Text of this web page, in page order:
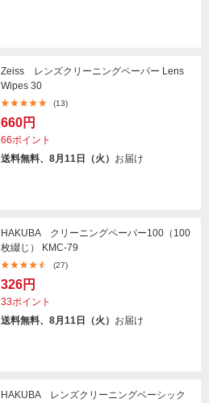
Zeiss レンズクリーニングペーパー Lens
Wipes 30
(13)
660円
66ポイント
送料無料、8月11日（火） お届け
HAKUBA クリーニングペーパー100（100
枚綴じ） KMC-79
(27)
326円
33ポイント
送料無料、8月11日（火） お届け
HAKUBA レンズクリーニングベーシック